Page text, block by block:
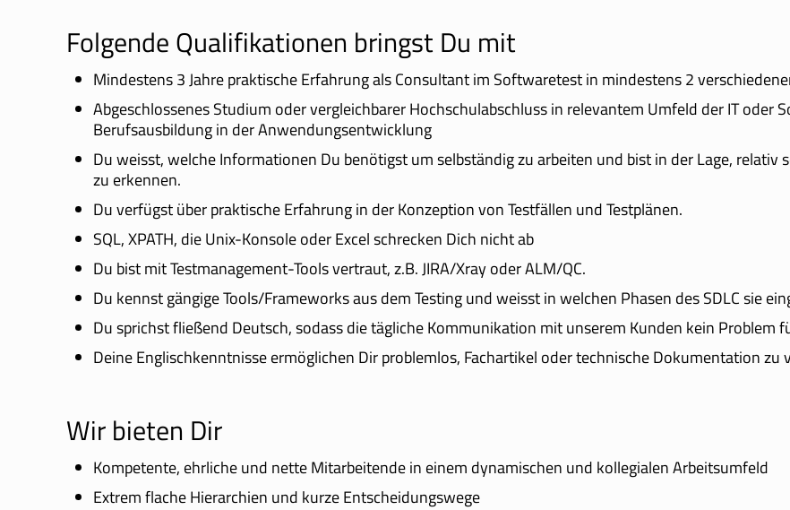
Folgende Qualifikationen bringst Du mit
Mindestens 3 Jahre praktische Erfahrung als Consultant im Softwaretest in mindestens 2
Abgeschlossenes Studium oder vergleichbarer Hochschulabschluss in relevantem Umfeld der IT oder
Berufsausbildung in der Anwendungsentwicklung
Du weisst, welche Informationen Du benötigst um selbständig zu arbeiten und bist in der Lage, relativ
zu erkennen.
Du verfügst über praktische Erfahrung in der Konzeption von Testfällen und Testplänen.
SQL, XPATH, die Unix-Konsole oder Excel schrecken Dich nicht ab
Du bist mit Testmanagement-Tools vertraut, z.B. JIRA/Xray oder ALM/QC.
Du kennst gängige Tools/Frameworks aus dem Testing und weisst in welchen Phasen des SDLC sie
Du sprichst fließend Deutsch, sodass die tägliche Kommunikation mit unserem Kunden kein Problem
Deine Englischkenntnisse ermöglichen Dir problemlos, Fachartikel oder technische Dokumentation zu
Wir bieten Dir
Kompetente, ehrliche und nette Mitarbeitende in einem dynamischen und kollegialen Arbeitsumfeld
Extrem flache Hierarchien und kurze Entscheidungswege